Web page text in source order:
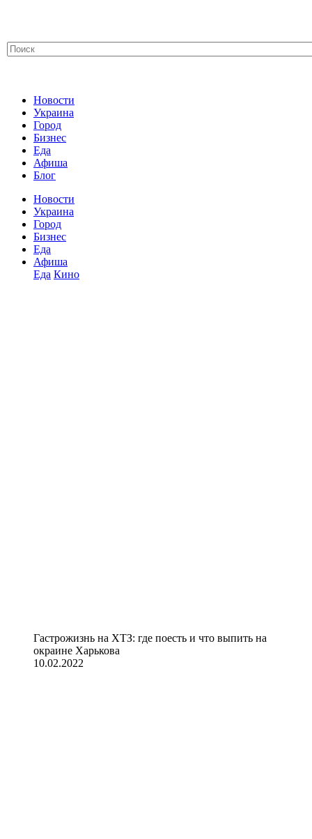
Новости
Украина
Город
Бизнес
Еда
Афиша
Блог
Новости
Украина
Город
Бизнес
Еда
Афиша
Еда Кино
Гастрожизнь на ХТЗ: где поесть и что выпить на
окраине Харькова
10.02.2022